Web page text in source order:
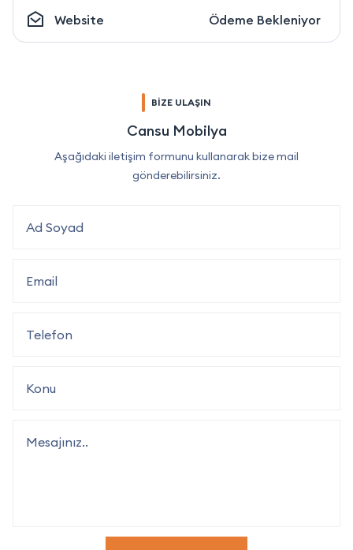
Website Ödeme Bekleniyor
BİZE ULAŞIN
Cansu Mobilya
Aşağıdaki iletişim formunu kullanarak bize mail
gönderebilirsiniz.